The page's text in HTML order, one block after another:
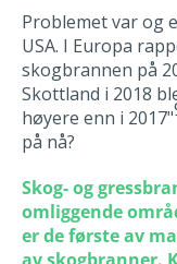
Problemet var og
USA. I Europa
skogbrannen på
Skottland i 2018
høyere enn i 2017"
på nå?
Skog- og
omliggende
er de første av